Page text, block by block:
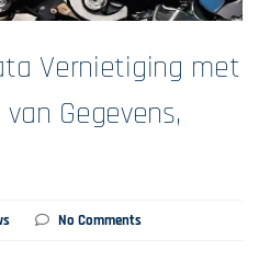
Vernietiging met
Gegevens,
No Comments